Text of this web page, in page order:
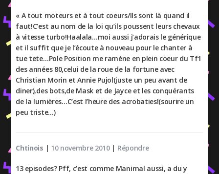
« A tout moteurs et à tout coeurs/Ils sont là quand il
faut!C’est au nom de la loi qu’ils poussent leurs chevaux
à vitesse turbo!Haalala…moi aussi j’adorais le générique
et il suffit que je l’écoute à nouveau pour le chanter à
tue tete…Pole Position me ramène en plein coeur du Tf1
des années 80,celui de la roue de la fortune avec
Christian Morin et Annie Pujol(juste un peu avant de
diner),des bots,de Mask et de Jayce et les conquérants
de la lumières…C’est l’heure des acrobaties!(sourire un
peu triste…)
Chtinois | 10 novembre 2010| Répondre
13 episodes? Pff, c’est comme Manimal aussi, a du y